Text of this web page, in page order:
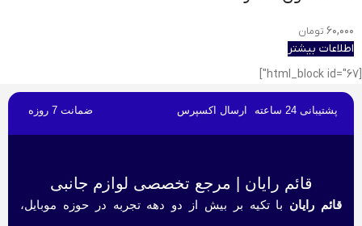
۶۰,۰۰۰ تومان
اطلاعات بیشتر
پشتیبانی 24 ساعته ارسال اکسپرس ضمانت 7 روزه
قائم رایان | مرجع تخصصی لوازم جانبی
قائم رایان با تکیه بر بیش از دو دهه تجربه در حوزه موبایل،